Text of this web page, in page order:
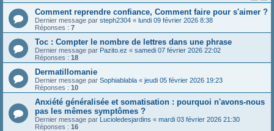
Comment reprendre confiance, Comment faire pour s'aimer ?
Dernier message par steph2304 « lundi 09 février 2026 8:38
Réponses : 7
Toc : Compter le nombre de lettres dans une phrase
Dernier message par Pazito.ez « samedi 07 février 2026 22:02
Réponses : 18
Dermatillomanie
Dernier message par Sophiablabla « jeudi 05 février 2026 19:23
Réponses : 10
Anxiété généralisée et somatisation : pourquoi n'avons-nous
pas les mêmes symptômes ?
Dernier message par Lucioledesjardins « mardi 03 février 2026 21:30
Réponses : 16